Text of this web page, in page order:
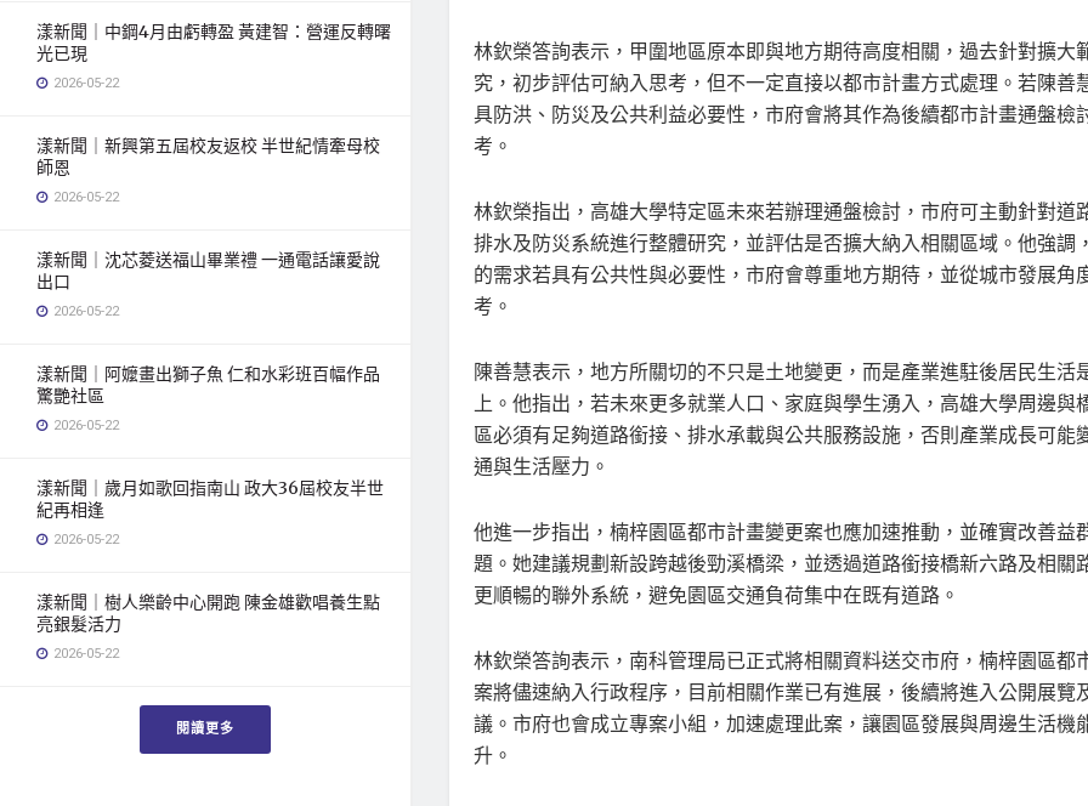
漾新聞｜中鋼4月由虧轉盈 黃建智：營運反轉曙
光已現
2026-05-22
漾新聞｜新興第五屆校友返校 半世紀情牽母校
師恩
2026-05-22
漾新聞｜沈芯菱送福山畢業禮 一通電話讓愛說
出口
2026-05-22
漾新聞｜阿嬤畫出獅子魚 仁和水彩班百幅作品
驚艷社區
2026-05-22
漾新聞｜歲月如歌回指南山 政大36屆校友半世
紀再相逢
2026-05-22
漾新聞｜樹人樂齡中心開跑 陳金雄歡唱養生點
亮銀髮活力
2026-05-22
閱讀更多
林欽榮答詢表示，甲圍地區原本即與地方期待高度相關，過去針對擴大
究，初步評估可納入思考，但不一定直接以都市計畫方式處理。若陳善
具防洪、防災及公共利益必要性，市府會將其作為後續都市計畫通盤檢
考。
林欽榮指出，高雄大學特定區未來若辦理通盤檢討，市府可主動針對道
排水及防災系統進行整體研究，並評估是否擴大納入相關區域。他強調
的需求若具有公共性與必要性，市府會尊重地方期待，並從城市發展角
考。
陳善慧表示，地方所關切的不只是土地變更，而是產業進駐後居民生活
上。他指出，若未來更多就業人口、家庭與學生湧入，高雄大學周邊與
區必須有足夠道路銜接、排水承載與公共服務設施，否則產業成長可能
通與生活壓力。
他進一步指出，楠梓園區都市計畫變更案也應加速推動，並確實改善益
題。她建議規劃新設跨越後勁溪橋梁，並透過道路銜接橋新六路及相關
更順暢的聯外系統，避免園區交通負荷集中在既有道路。
林欽榮答詢表示，南科管理局已正式將相關資料送交市府，楠梓園區都
案將儘速納入行政程序，目前相關作業已有進展，後續將進入公開展覽
議。市府也會成立專案小組，加速處理此案，讓園區發展與周邊生活機
升。